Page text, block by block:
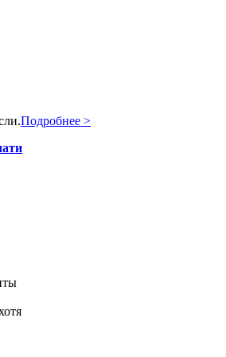
Подробнее >